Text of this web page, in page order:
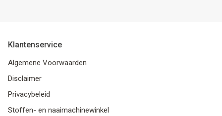
Klantenservice
Algemene Voorwaarden
Disclaimer
Privacybeleid
Stoffen- en naaimachinewinkel